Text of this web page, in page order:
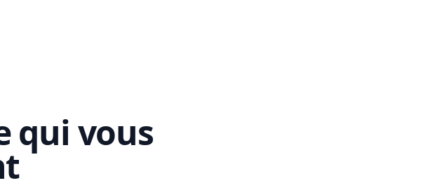
qui vous